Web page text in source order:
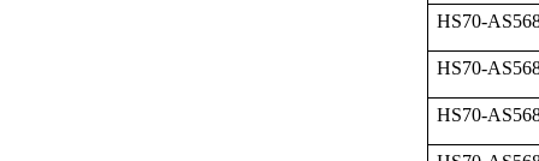
HS70-
HS70-
HS70-